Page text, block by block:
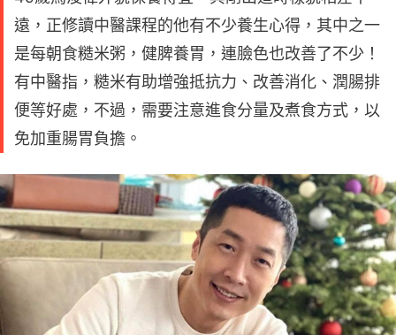
遠，正修讀中醫課程的他有不少養生心得，其中之一
是每朝食糙米粥，健脾養胃，連臉色也改善了不少！
有中醫指，糙米有助增強抵抗力、改善消化、潤腸排
便等好處，不過，需要注意進食分量及煮食方式，以
免加重腸胃負擔。